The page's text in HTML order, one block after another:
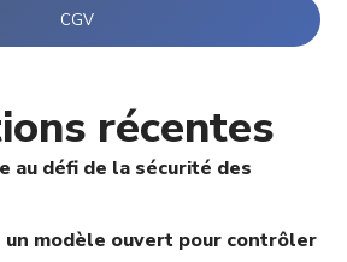
CGV
récentes
au défi de la sécurité des
modèle ouvert pour contrôler